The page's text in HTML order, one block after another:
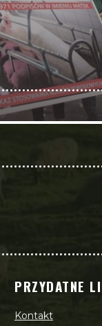
PRZYDATNE
Kontakt